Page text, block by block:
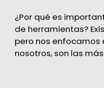
¿Por qué es
de herramientas?
pero nos enfocamos
nosotros, son las